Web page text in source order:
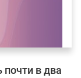
почти в два